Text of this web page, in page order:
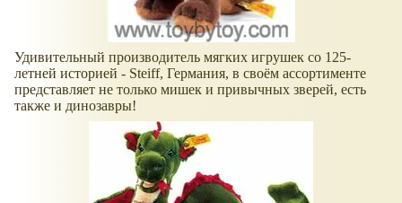
Удивительный производитель мягких игрушек со 125-
летней историей - Steiff, Германия, в своём ассортименте
представляет не только мишек и привычных зверей, есть
также и динозавры!